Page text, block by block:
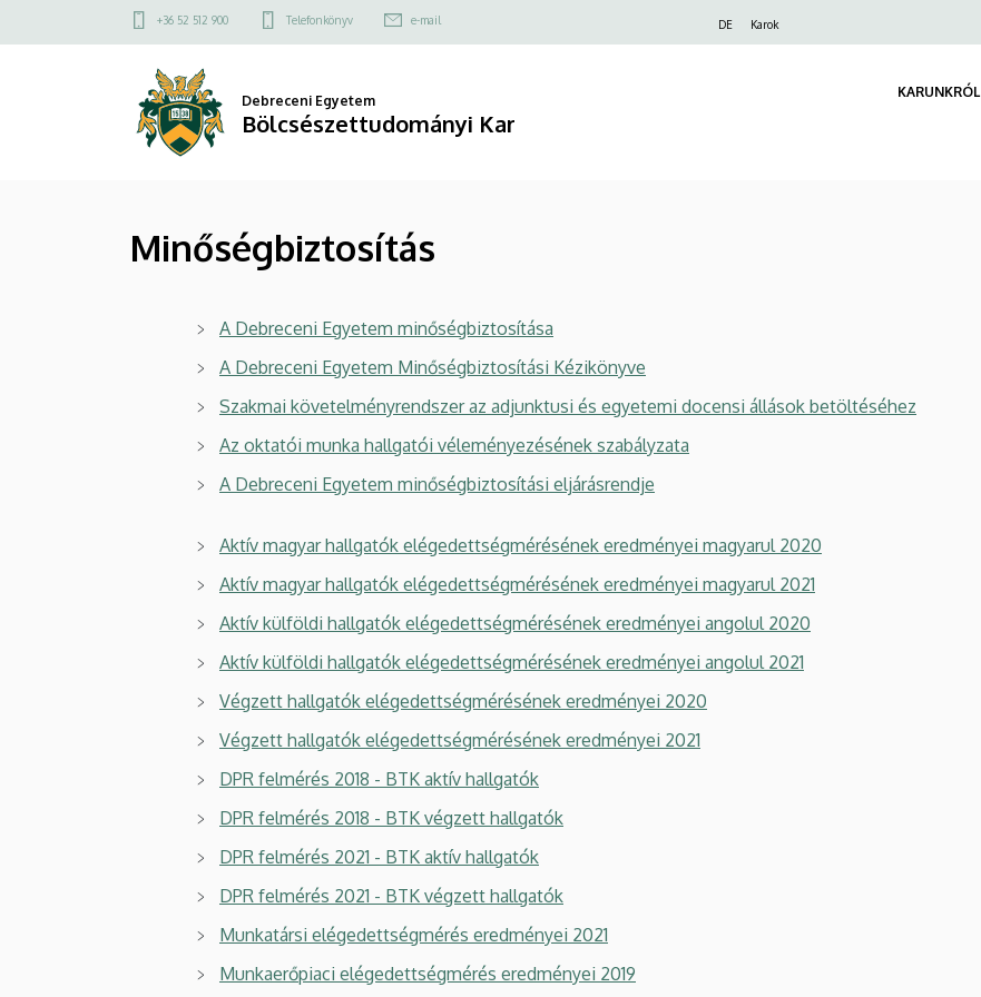
Minőségbiztosítás
Bölcsészettudományi
a
Felső
menü
+36 52 512 900 Telefonkönyv e-mail DE Karok
Debreceni Egyetem
Bölcsészettudományi Kar
KARUNKRÓL
Minőségbiztosítás
A Debreceni Egyetem minőségbiztosítása
A Debreceni Egyetem Minőségbiztosítási Kézikönyve
Szakmai követelményrendszer az adjunktusi és egyetemi docensi állások betöltéséhez
Az oktatói munka hallgatói véleményezésének szabályzata
A Debreceni Egyetem minőségbiztosítási eljárásrendje
Aktív magyar hallgatók elégedettségmérésének eredményei magyarul 2020
Aktív magyar hallgatók elégedettségmérésének eredményei magyarul 2021
Aktív külföldi hallgatók elégedettségmérésének eredményei angolul 2020
Aktív külföldi hallgatók elégedettségmérésének eredményei angolul 2021
Végzett hallgatók elégedettségmérésének eredményei 2020
Végzett hallgatók elégedettségmérésének eredményei 2021
DPR felmérés 2018 - BTK aktív hallgatók
DPR felmérés 2018 - BTK végzett hallgatók
DPR felmérés 2021 - BTK aktív hallgatók
DPR felmérés 2021 - BTK végzett hallgatók
Munkatársi elégedettségmérés eredményei 2021
Munkaerőpiaci elégedettségmérés eredményei 2019